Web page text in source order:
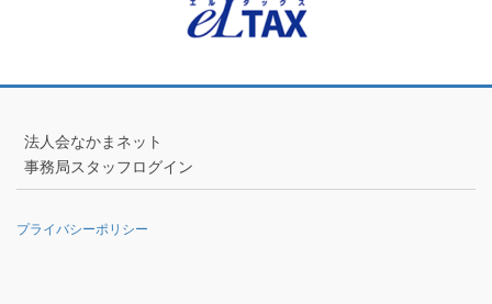
法人会なかまネット
事務局スタッフログイン
プライバシーポリシー